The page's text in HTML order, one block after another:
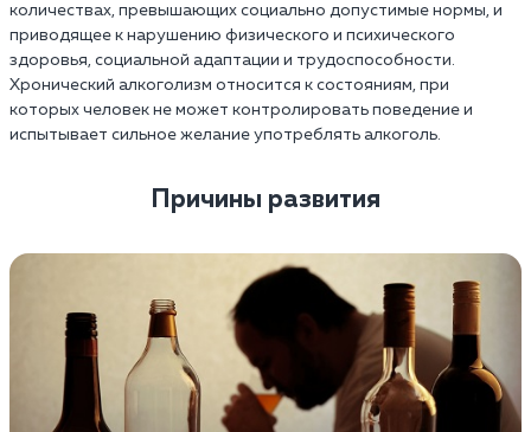
количествах, превышающих социально допустимые нормы, и
приводящее к нарушению физического и психического
здоровья, социальной адаптации и трудоспособности.
Хронический алкоголизм относится к состояниям, при
которых человек не может контролировать поведение и
испытывает сильное желание употреблять алкоголь.
Причины развития